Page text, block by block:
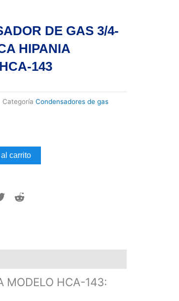
DE GAS 3/4-
HIPANIA
143
Categoría Condensadores de gas
carrito
MODELO HCA-143: